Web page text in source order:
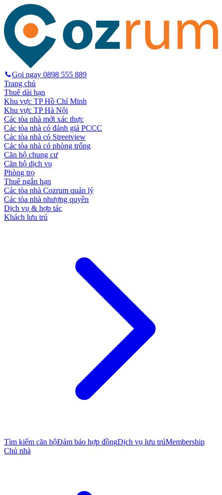
Gọi ngay 0898 555 889
Trang chủ
Thuê dài hạn
Khu vực TP Hồ Chí Minh
Khu vực TP Hà Nội
Các tòa nhà mới xác thực
Các tòa nhà có đánh giá PCCC
Các tòa nhà có Streetview
Các tòa nhà có phòng trống
Căn hộ chung cư
Căn hộ dịch vụ
Phòng trọ
Thuê ngắn hạn
Các tòa nhà Cozrum quản lý
Các tòa nhà nhượng quyền
Dịch vụ & hợp tác
Khách lưu trú
Tìm kiếm căn hộĐảm bảo hợp đồngDịch vụ lưu trúMembership
Chủ nhà